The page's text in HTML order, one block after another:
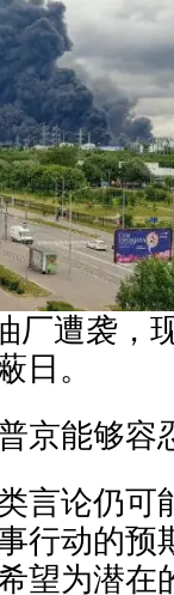
厂遭袭，
日。
京能够容
言论仍可
行动的预
望为潜在